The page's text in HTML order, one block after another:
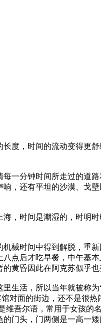
度，时间的流动变得更
一分钟时间所走过的道
，还有平坦的沙漠、戈
，时间是潮湿的，时明
械时间中得到解脱，重
点后才吃早餐，中午基
黄昏因此在阿克苏似乎也
生活，所以当年就被称
对面的街边，还不是很
吾尔语，常用于女孩
门头，门两侧是一高一